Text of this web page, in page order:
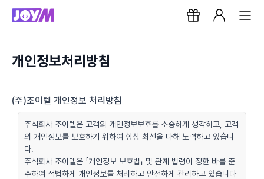
개인정보처리방침
(주)조이텔 개인정보 처리방침
주식회사 조이텔은 고객의 개인정보보호를 소중하게 생각하고, 고객
의 개인정보를 보호하기 위하여 항상 최선을 다해 노력하고 있습니
다.
주식회사 조이텔은 「개인정보 보호법」 및 관계 법령이 정한 바를 준
수하여 적법하게 개인정보를 처리하고 안전하게 관리하고 있습니다